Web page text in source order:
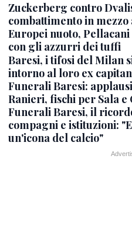
Zuckerberg contro
combattimento in mezzo
Europei nuoto,
con gli azzurri dei tuffi
Baresi, i tifosi del Milan
intorno al loro ex
Funerali Baresi:
Ranieri, fischi per Sala e
Funerali Baresi, il
compagni e istituzioni:
un'icona del calcio"